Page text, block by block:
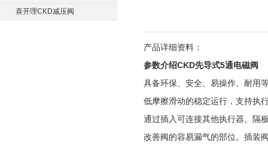
喜开理CKD减压阀
产品详细资料：
参数介绍CKD先导式5通电磁阀
具备环保、安全、易操作、耐用
低摩擦滑动的稳定运行，支持执
通过插入可连接其他执行器。隔
改善阀的容易漏气的部位。插装